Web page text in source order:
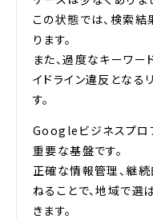
この状態では、検索
ります。
また、過度なキーワ
イドライン違反とな
す。
Googleビジネスプロ
重要な基盤です。
正確な情報管理、継
ねることで、地域で
きます。